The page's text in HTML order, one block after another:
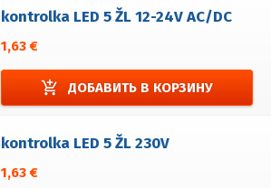
kontrolka LED 5 ŽL 12-24V AC/DC
1,63 €
add_shopping_cart ДОБАВИТЬ В КОРЗИНУ
kontrolka LED 5 ŽL 230V
1,63 €